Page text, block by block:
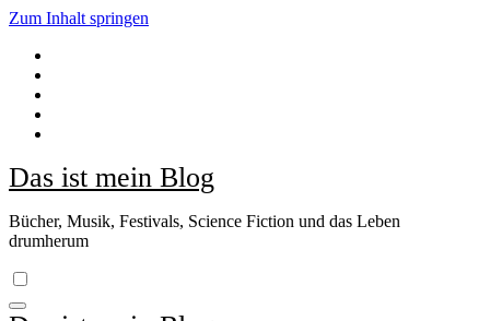
Zum Inhalt springen
Das ist mein Blog
Bücher, Musik, Festivals, Science Fiction und das Leben
drumherum